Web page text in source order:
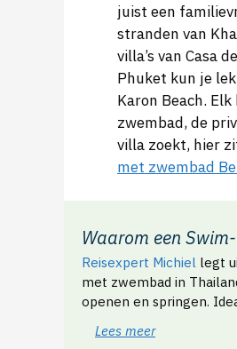
juist een
stranden van
villa’s van Casa
Phuket kun je
Karon Beach.
zwembad, de
villa zoekt, hier
met zwembad
Waarom een
Reisexpert Michiel legt
met zwembad in
openen en springen.
Lees meer